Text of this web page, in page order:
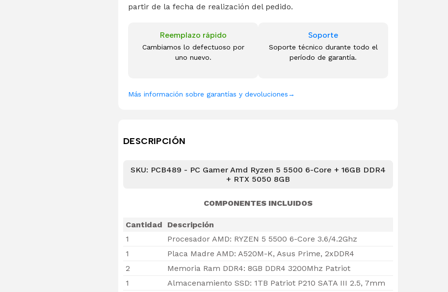
partir de la fecha de realización del pedido.
Reemplazo rápido
Cambiamos lo defectuoso por
uno nuevo.
Soporte
Soporte técnico durante todo el
período de garantía.
Más información sobre garantías y devoluciones→
DESCRIPCIÓN
SKU: PCB489 - PC Gamer Amd Ryzen 5 5500 6-Core + 16GB DDR4
+ RTX 5050 8GB
COMPONENTES INCLUIDOS
Cantidad
Descripción
1
Procesador AMD: RYZEN 5 5500 6-Core 3.6/4.2Ghz
1
Placa Madre AMD: A520M-K, Asus Prime, 2xDDR4
2
Memoria Ram DDR4: 8GB DDR4 3200Mhz Patriot
1
Almacenamiento SSD: 1TB Patriot P210 SATA III 2.5, 7mm